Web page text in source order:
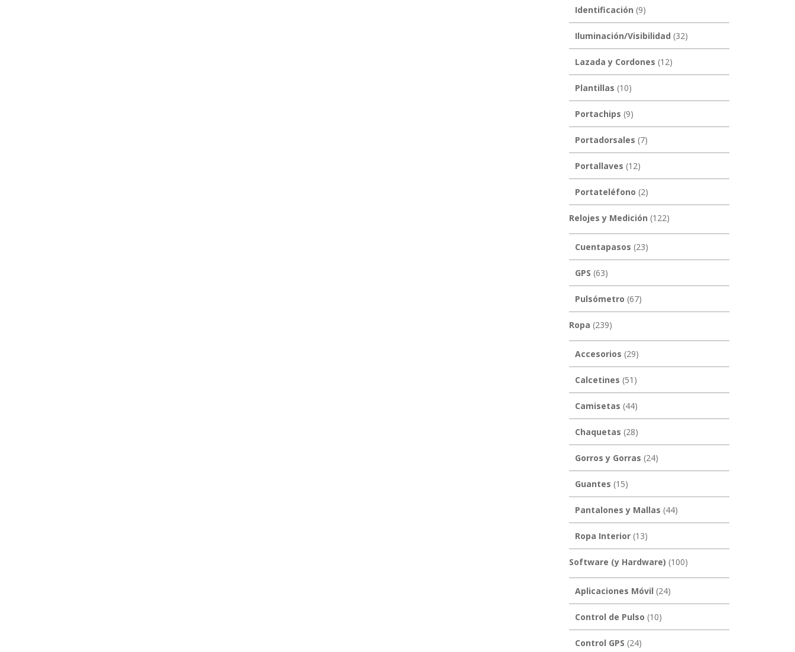
Identificación (9)
Iluminación/Visibilidad (32)
Lazada y Cordones (12)
Plantillas (10)
Portachips (9)
Portadorsales (7)
Portallaves (12)
Portateléfono (2)
Relojes y Medición (122)
Cuentapasos (23)
GPS (63)
Pulsómetro (67)
Ropa (239)
Accesorios (29)
Calcetines (51)
Camisetas (44)
Chaquetas (28)
Gorros y Gorras (24)
Guantes (15)
Pantalones y Mallas (44)
Ropa Interior(13)
Software (y Hardware) (100)
Aplicaciones Móvil (24)
Control de Pulso (10)
Control GPS (24)